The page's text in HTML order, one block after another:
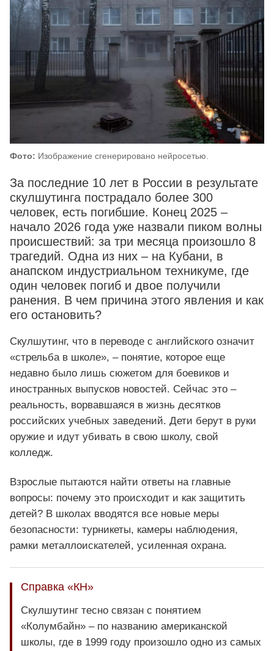
Фото: Изображение сгенерировано нейросетью.
За последние 10 лет в России в результате
скулшутинга пострадало более 300
человек, есть погибшие. Конец 2025 –
начало 2026 года уже назвали пиком волны
происшествий: за три месяца произошло 8
трагедий. Одна из них – на Кубани, в
анапском индустриальном техникуме, где
один человек погиб и двое получили
ранения. В чем причина этого явления и как
его остановить?
Скулшутинг, что в переводе с английского означит
«стрельба в школе», – понятие, которое еще
недавно было лишь сюжетом для боевиков и
иностранных выпусков новостей. Сейчас это –
реальность, ворвавшаяся в жизнь десятков
российских учебных заведений. Дети берут в руки
оружие и идут убивать в свою школу, свой
колледж.
Взрослые пытаются найти ответы на главные
вопросы: почему это происходит и как защитить
детей? В школах вводятся все новые меры
безопасности: турникеты, камеры наблюдения,
рамки металлоискателей, усиленная охрана.
Справка «КН»
Скулшутинг тесно связан с понятием
«Колумбайн» – по названию американской
школы, где в 1999 году произошло одно из самых